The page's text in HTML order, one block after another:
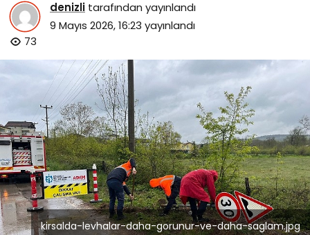
denizli tarafından yayınlandı
9 Mayıs 2026, 16:23 yayınlandı
73
kirsalda-levhalar-daha-gorunur-ve-daha-saglam.jpg